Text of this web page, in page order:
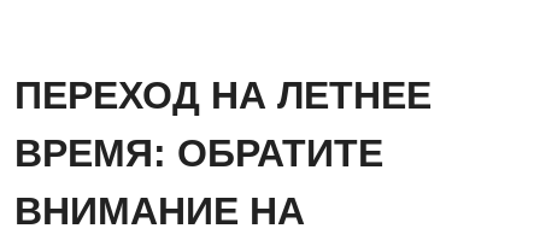
ПЕРЕХОД НА ЛЕТНЕЕ
ВРЕМЯ: ОБРАТИТЕ
ВНИМАНИЕ НА